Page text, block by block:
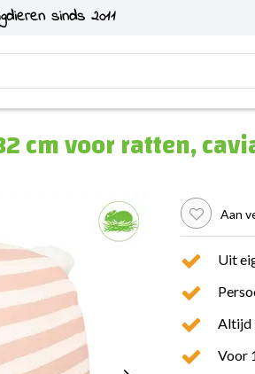
sinds 2011
cm voor ratten,
Aan
Uit
Altijd
Voor